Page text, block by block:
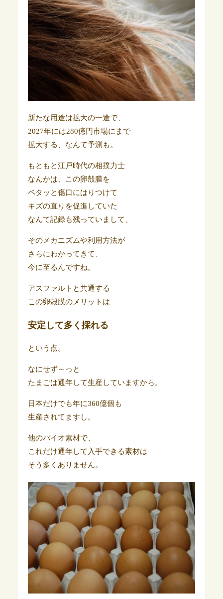
新たな用途は拡大の一途で、
2027年には280億円市場にまで
拡大する、なんて予測も。
もともと江戸時代の相撲力士
なんかは、この卵殻膜を
ペタッと傷口にはりつけて
キズの直りを促進していた
なんて記録も残っていまして、
そのメカニズムや利用方法が
さらにわかってきて、
今に至るんですね。
アスファルトと共通する
この卵殻膜のメリットは
安定して多く採れる
という点。
なにせず～っと
たまごは通年して生産していますから。
日本だけでも年に360億個も
生産されてますし。
他のバイオ素材で、
これだけ通年して入手できる素材は
そう多くありません。